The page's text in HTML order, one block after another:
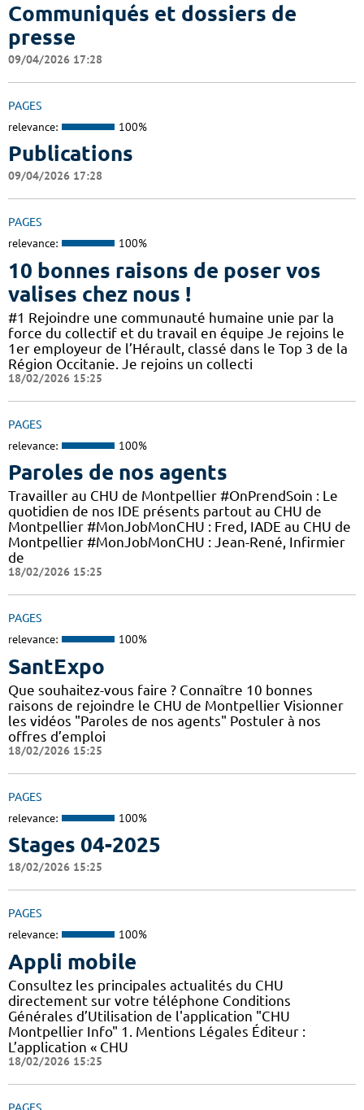
Communiqués et dossiers de
presse
09/04/2026 17:28
PAGES
relevance: 100%
Publications
09/04/2026 17:28
PAGES
relevance: 100%
10 bonnes raisons de poser vos
valises chez nous !
#1 Rejoindre une communauté humaine unie par la
force du collectif et du travail en équipe Je rejoins le
1er employeur de l’Hérault, classé dans le Top 3 de la
Région Occitanie. Je rejoins un collecti
18/02/2026 15:25
PAGES
relevance: 100%
Paroles de nos agents
Travailler au CHU de Montpellier #OnPrendSoin : Le
quotidien de nos IDE présents partout au CHU de
Montpellier #MonJobMonCHU : Fred, IADE au CHU de
Montpellier #MonJobMonCHU : Jean-René, Infirmier
de
18/02/2026 15:25
PAGES
relevance: 100%
SantExpo
Que souhaitez-vous faire ? Connaître 10 bonnes
raisons de rejoindre le CHU de Montpellier Visionner
les vidéos "Paroles de nos agents" Postuler à nos
offres d’emploi
18/02/2026 15:25
PAGES
relevance: 100%
Stages 04-2025
18/02/2026 15:25
PAGES
relevance: 100%
Appli mobile
Consultez les principales actualités du CHU
directement sur votre téléphone Conditions
Générales d’Utilisation de l'application "CHU
Montpellier Info" 1. Mentions Légales Éditeur :
L’application « CHU
18/02/2026 15:25
PAGES